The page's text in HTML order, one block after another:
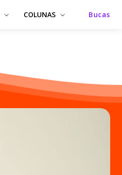
COLUNAS Bucas